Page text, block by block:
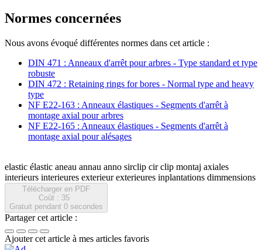
Normes concernées
Nous avons évoqué différentes normes dans cet article :
DIN 471 : Anneaux d'arrêt pour arbres - Type standard et type
robuste
DIN 472 : Retaining rings for bores - Normal type and heavy
type
NF E22-163 : Anneaux élastiques - Segments d'arrêt à
montage axial pour arbres
NF E22-165 : Anneaux élastiques - Segments d'arrêt à
montage axial pour alésages
elastic élastic aneau annau anno sirclip cir clip montaj axiales
interieurs interieures exterieur exterieures inplantations dimmensions
Télécharger en PDF
Coût : 35
Gratuit pendant 0 secondes
Partager cet article :
Ajouter cet article à mes articles favoris